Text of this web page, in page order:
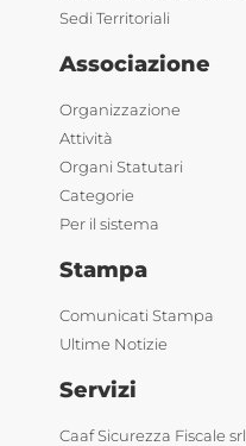
Sedi Territoriali
Associazione
Organizzazione
Attività
Organi Statutari
Categorie
Per il sistema
Stampa
Comunicati Stampa
Ultime Notizie
Servizi
Caaf Sicurezza Fiscale srl